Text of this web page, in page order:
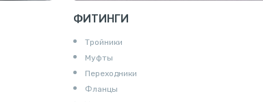
ФИТИНГИ
Тройники
Муфты
Переходники
Фланцы